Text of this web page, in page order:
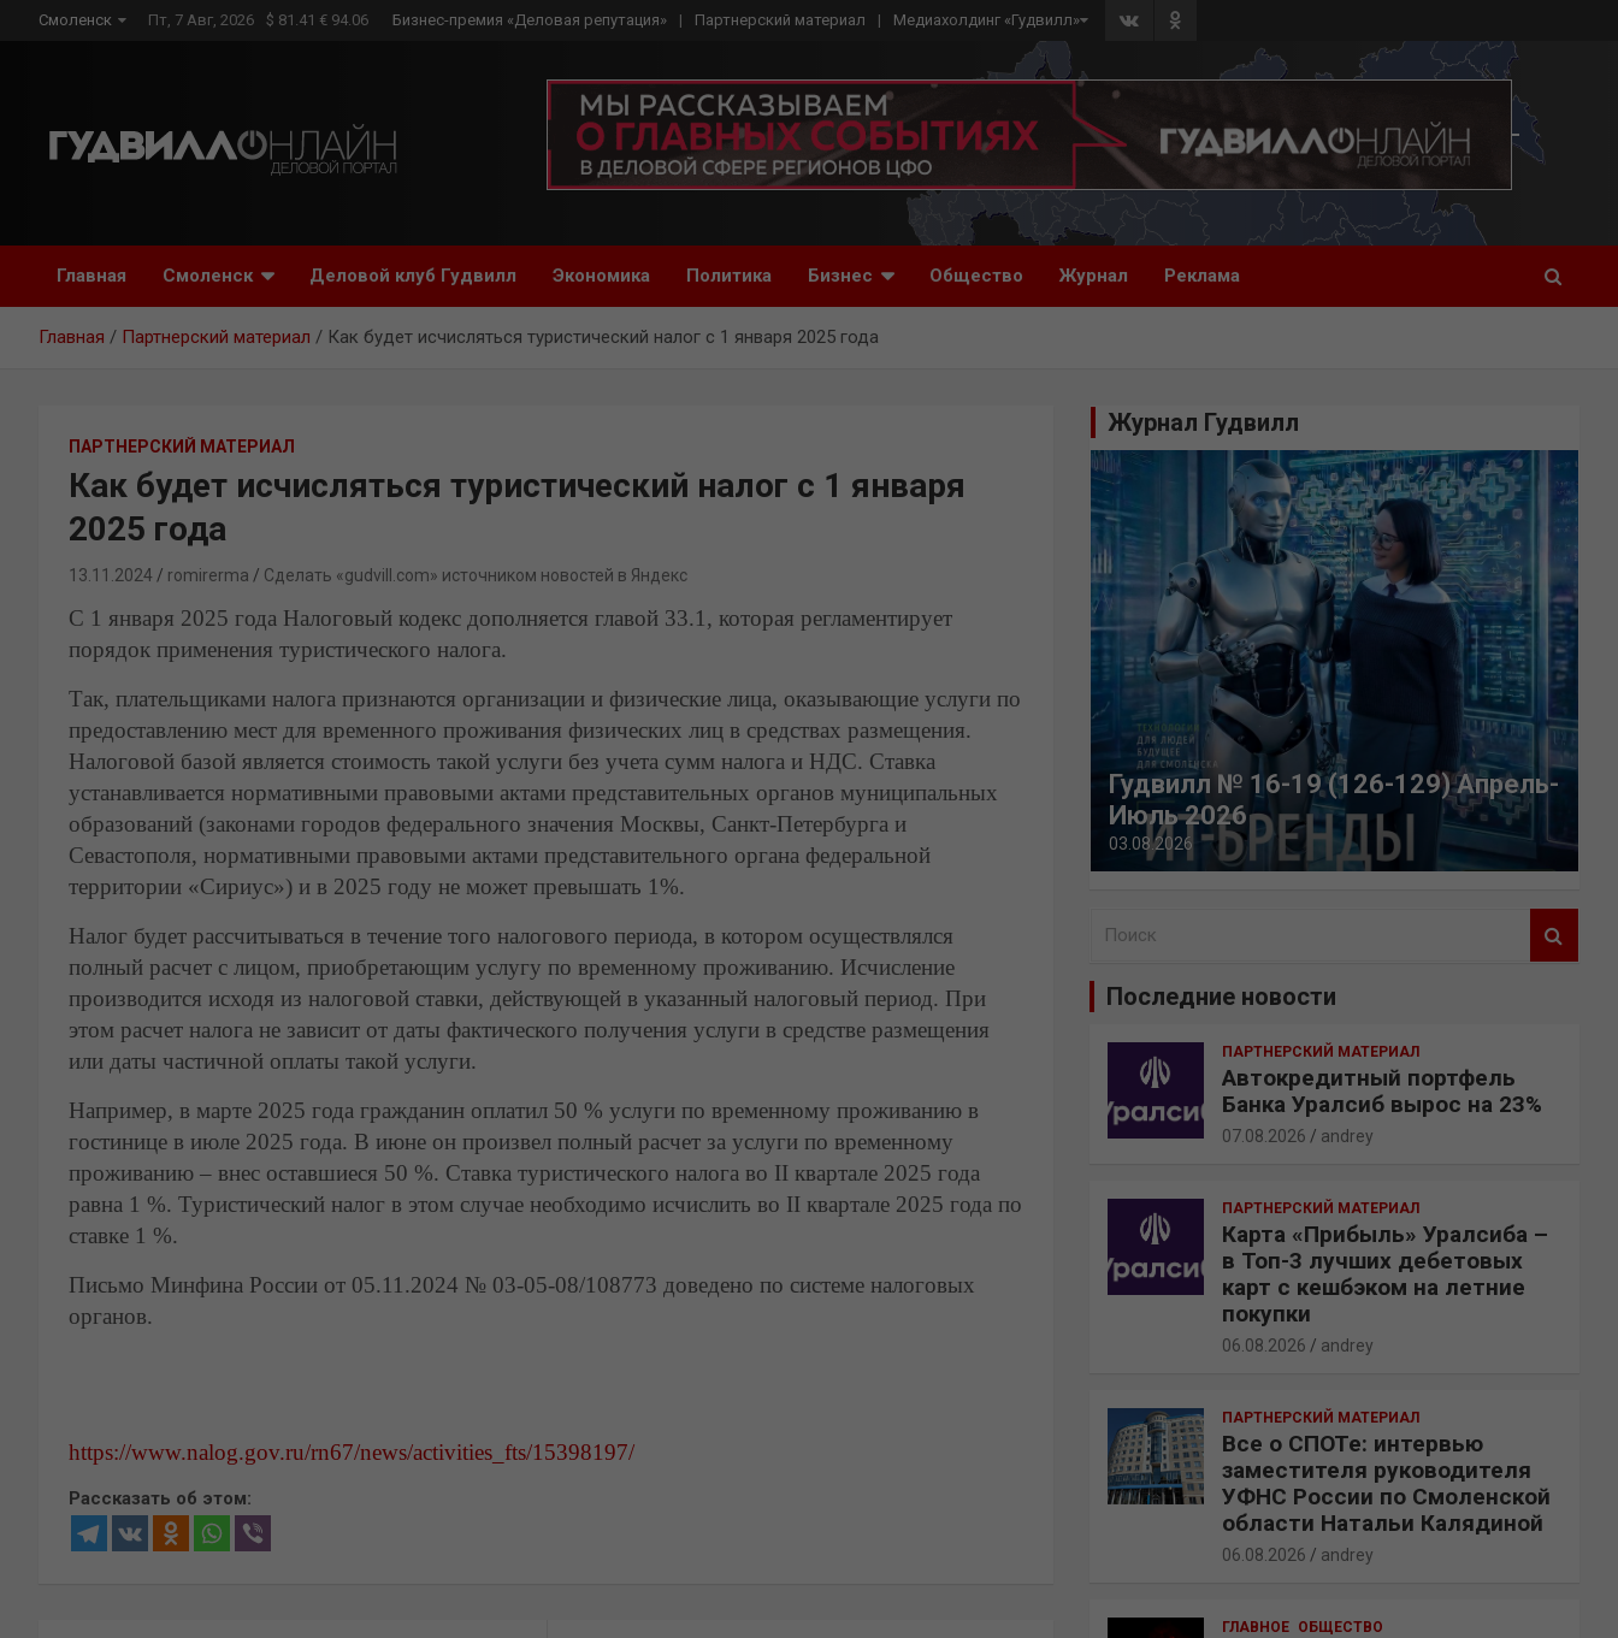
Смоленск Пт, 7 Авг, 2026 $ 81.41 € 94.06 Бизнес-премия «Деловая репутация» Партнерский материал Медиахолдинг «Гудвилл»
Главная Смоленск Деловой клуб Гудвилл Экономика Политика Бизнес Общество Журнал Реклама
Главная Партнерский материал Как будет исчисляться туристический налог с 1 января 2025 года
ПАРТНЕРСКИЙ МАТЕРИАЛ
Как будет исчисляться туристический налог с 1 января
2025 года
13.11.2024 romirerma Сделать «gudvill.com» источником новостей в Яндекс
С 1 января 2025 года Налоговый кодекс дополняется главой 33.1, которая регламентирует
порядок применения туристического налога.
Так, плательщиками налога признаются организации и физические лица, оказывающие услуги по
предоставлению мест для временного проживания физических лиц в средствах размещения.
Налоговой базой является стоимость такой услуги без учета сумм налога и НДС. Ставка
устанавливается нормативными правовыми актами представительных органов муниципальных
образований (законами городов федерального значения Москвы, Санкт-Петербурга и
Севастополя, нормативными правовыми актами представительного органа федеральной
территории «Сириус») и в 2025 году не может превышать 1%.
Налог будет рассчитываться в течение того налогового периода, в котором осуществлялся
полный расчет с лицом, приобретающим услугу по временному проживанию. Исчисление
производится исходя из налоговой ставки, действующей в указанный налоговый период. При
этом расчет налога не зависит от даты фактического получения услуги в средстве размещения
или даты частичной оплаты такой услуги.
Например, в марте 2025 года гражданин оплатил 50 % услуги по временному проживанию в
гостинице в июле 2025 года. В июне он произвел полный расчет за услуги по временному
проживанию – внес оставшиеся 50 %. Ставка туристического налога во II квартале 2025 года
равна 1 %. Туристический налог в этом случае необходимо исчислить во II квартале 2025 года по
ставке 1 %.
Письмо Минфина России от 05.11.2024 № 03-05-08/108773 доведено по системе налоговых
органов.
https://www.nalog.gov.ru/rn67/news/activities_fts/15398197/
Рассказать об этом:
Журнал Гудвилл
Гудвилл № 16-19 (126-129) Апрель-
Июль 2026
03.08.2026
Последние новости
ПАРТНЕРСКИЙ МАТЕРИАЛ
Автокредитный портфель
Банка Уралсиб вырос на 23%
07.08.2026 andrey
ПАРТНЕРСКИЙ МАТЕРИАЛ
Карта «Прибыль» Уралсиба –
в Топ-3 лучших дебетовых
карт с кешбэком на летние
покупки
06.08.2026 andrey
ПАРТНЕРСКИЙ МАТЕРИАЛ
Все о СПОТе: интервью
заместителя руководителя
УФНС России по Смоленской
области Натальи Калядиной
06.08.2026 andrey
ГЛАВНОЕ ОБЩЕСТВО